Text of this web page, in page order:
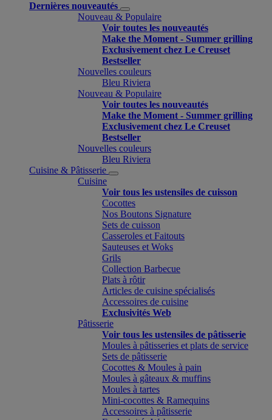
Dernières nouveautés
Nouveau & Populaire
Voir toutes les nouveautés
Make the Moment - Summer grilling
Exclusivement chez Le Creuset
Bestseller
Nouvelles couleurs
Bleu Riviera
Nouveau & Populaire
Voir toutes les nouveautés
Make the Moment - Summer grilling
Exclusivement chez Le Creuset
Bestseller
Nouvelles couleurs
Bleu Riviera
Cuisine & Pâtisserie
Cuisine
Voir tous les ustensiles de cuisson
Cocottes
Nos Boutons Signature
Sets de cuisson
Casseroles et Faitouts
Sauteuses et Woks
Grils
Collection Barbecue
Plats à rôtir
Articles de cuisine spécialisés
Accessoires de cuisine
Exclusivités Web
Pâtisserie
Voir tous les ustensiles de pâtisserie
Moules à pâtisseries et plats de service
Sets de pâtisserie
Cocottes & Moules à pain
Moules à gâteaux & muffins
Moules à tartes
Mini-cocottes & Ramequins
Accessoires à pâtisserie